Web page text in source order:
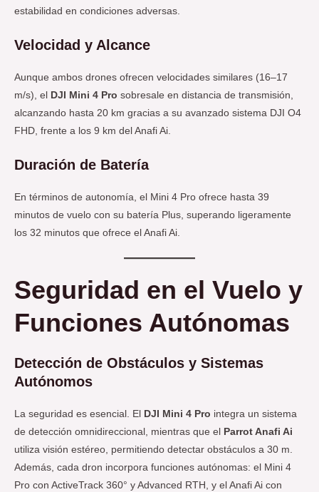
estabilidad en condiciones adversas.
Velocidad y Alcance
Aunque ambos drones ofrecen velocidades similares (16–17
m/s), el
DJI Mini 4 Pro sobresale en distancia de transmisión,
alcanzando hasta 20 km gracias a su avanzado sistema DJI O4
FHD, frente a los 9 km del Anafi Ai.
Duración de Batería
En términos de autonomía, el Mini 4 Pro ofrece hasta 39
minutos de vuelo con su batería Plus, superando ligeramente
los 32 minutos que ofrece el Anafi Ai.
Seguridad en el Vuelo y
Funciones Autónomas
Detección de Obstáculos y Sistemas
Autónomos
La seguridad es esencial. El DJI Mini 4 Pro integra un sistema
de detección omnidireccional, mientras que el
Parrot Anafi Ai
utiliza visión estéreo, permitiendo detectar obstáculos a 30 m.
Además, cada dron incorpora funciones autónomas: el Mini 4
Pro con ActiveTrack 360° y Advanced RTH, y el Anafi Ai con